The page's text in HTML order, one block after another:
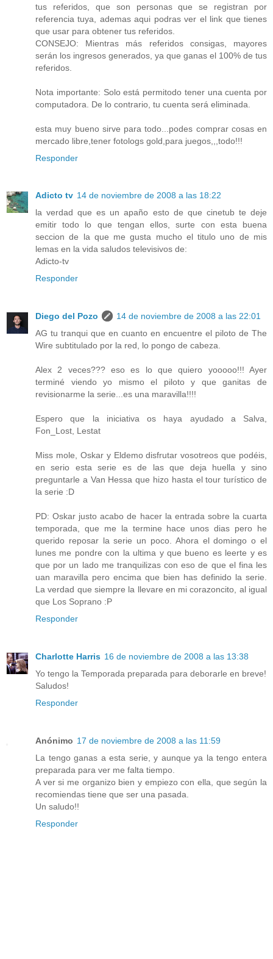
tus referidos, que son personas que se registran por
referencia tuya, ademas aqui podras ver el link que tienes
que usar para obtener tus referidos.
CONSEJO: Mientras más referidos consigas, mayores
serán los ingresos generados, ya que ganas el 100% de tus
referidos.
Nota importante: Solo está permitodo tener una cuenta por
computadora. De lo contrario, tu cuenta será eliminada.
esta muy bueno sirve para todo...podes comprar cosas en
mercado libre,tener fotologs gold,para juegos,,,todo!!!
Responder
Adicto tv 14 de noviembre de 2008 a las 18:22
la verdad que es un apaño esto de que cinetub te deje
emitir todo lo que tengan ellos, surte con esta buena
seccion de la que me gusta mucho el titulo uno de mis
lemas en la vida saludos televisivos de:
Adicto-tv
Responder
Diego del Pozo
14 de noviembre de 2008 a las 22:01
AG tu tranqui que en cuanto en encuentre el piloto de The
Wire subtitulado por la red, lo pongo de cabeza.
Alex 2 veces??? eso es lo que quiero yooooo!!! Ayer
terminé viendo yo mismo el piloto y que ganitas de
revisionarme la serie...es una maravilla!!!!
Espero que la iniciativa os haya ayudado a Salva,
Fon_Lost, Lestat
Miss mole, Oskar y Eldemo disfrutar vosotreos que podéis,
en serio esta serie es de las que deja huella y sino
preguntarle a Van Hessa que hizo hasta el tour turístico de
la serie :D
PD: Oskar justo acabo de hacer la entrada sobre la cuarta
temporada, que me la termine hace unos dias pero he
querido reposar la serie un poco. Ahora el domingo o el
lunes me pondre con la ultima y que bueno es leerte y es
que por un lado me tranquilizas con eso de que el fina les
uan maravilla pero encima que bien has definido la serie.
La verdad que siempre la llevare en mi corazoncito, al igual
que Los Soprano :P
Responder
Charlotte Harris 16 de noviembre de 2008 a las 13:38
Yo tengo la Temporada preparada para deborarle en breve!
Saludos!
Responder
Anónimo 17 de noviembre de 2008 a las 11:59
La tengo ganas a esta serie, y aunque ya la tengo entera
preparada para ver me falta tiempo.
A ver si me organizo bien y empiezo con ella, que según la
recomiendas tiene que ser una pasada.
Un saludo!!
Responder